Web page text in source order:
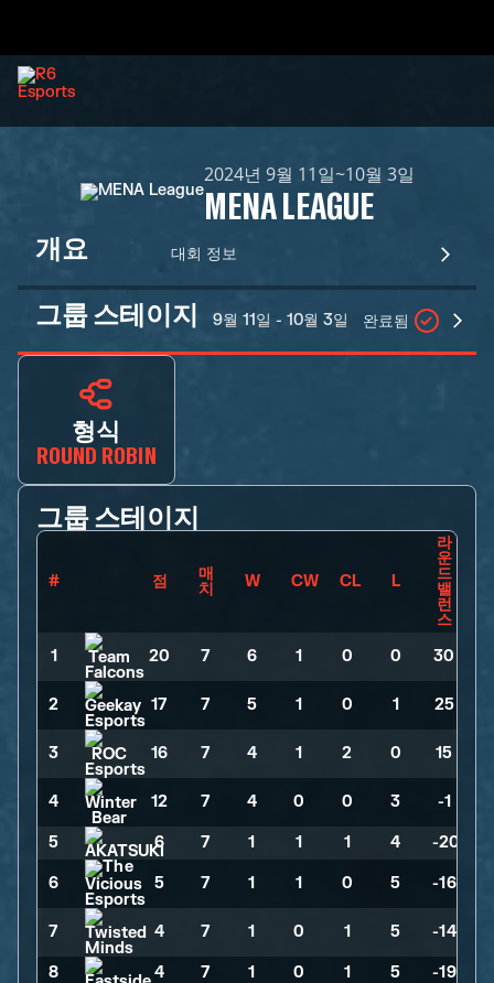
2024년 9월 11일~10월 3일
MENA LEAGUE
개요 대회 정보
그룹 스테이지 9월 11일 - 10월 3일 완료됨
형식
ROUND ROBIN
그룹 스테이지
# 점
매
치
W CW CL L
라
운
드
밸
런
스
1
20 7 6 1 0 0 30
2 17 7 5 1 0 1 25
3 16 7 4 1 2 0 15
4 12 7 4 0 0 3 -1
5 6 7 1 1 1 4 -20
6 5 7 1 1 0 5 -16
7 4 7 1 0 1 5 -14
8 4 7 1 0 1 5 -19